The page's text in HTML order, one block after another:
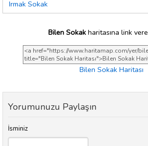
Irmak Sokak
Bilen Sokakharitasına link
Bilen Sokak Haritası
Yorumunuzu Paylaşın
İsminiz